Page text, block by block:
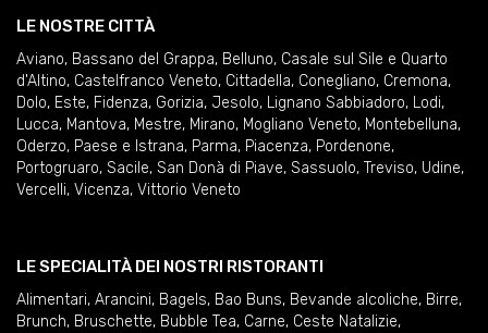
LE NOSTRE CITTÀ
Aviano, Bassano del Grappa, Belluno, Casale sul Sile e Quarto
d'Altino, Castelfranco Veneto, Cittadella, Conegliano, Cremona,
Dolo, Este, Fidenza, Gorizia, Jesolo, Lignano Sabbiadoro, Lodi,
Lucca, Mantova, Mestre, Mirano, Mogliano Veneto, Montebelluna,
Oderzo, Paese e Istrana, Parma, Piacenza, Pordenone,
Portogruaro, Sacile, San Donà di Piave, Sassuolo, Treviso, Udine,
Vercelli, Vicenza, Vittorio Veneto
LE SPECIALITÀ DEI NOSTRI RISTORANTI
Alimentari, Arancini, Bagels, Bao Buns, Bevande alcoliche, Birre,
Brunch, Bruschette, Bubble Tea, Carne, Ceste Natalizie,